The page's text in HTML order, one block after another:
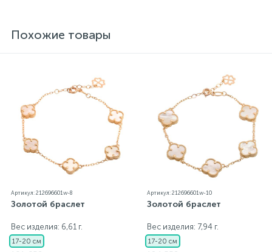
стоит соответствующая проба. К каждому
сайте могут незначительно отличаться от
реальных из-за особенностей цветопередачи
экрана
Похожие товары
Артикул: 212696601w-8
Золотой браслет
Вес изделия: 6,61 г.
17-20 см
Артикул: 212696601w-10
Золотой браслет
Вес изделия: 7,94 г.
17-20 см